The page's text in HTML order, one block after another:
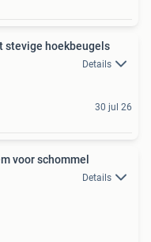
stevige hoekbeugels
Details
30 jul 26
voor schommel
Details